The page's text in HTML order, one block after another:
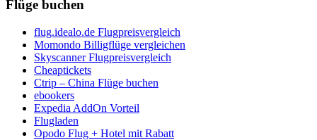
Flüge buchen
flug.idealo.de Flugpreisvergleich
Momondo Billigflüge vergleichen
Skyscanner Flugpreisvergleich
Cheaptickets
Ctrip – China Flüge buchen
ebookers
Expedia AddOn Vorteil
Flugladen
Opodo Flug + Hotel mit Rabatt